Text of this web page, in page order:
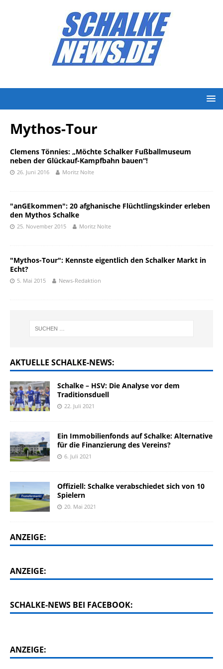
Mythos-Tour
Clemens Tönnies: „Möchte Schalker Fußballmuseum
neben der Glückauf-Kampfbahn bauen“!
26. Juni 2016 Moritz Nolte
"anGEkommen": 20 afghanische Flüchtlingskinder erleben
den Mythos Schalke
25. November 2015 Moritz Nolte
"Mythos-Tour": Kennste eigentlich den Schalker Markt in
Echt?
5. Mai 2015 News-Redaktion
AKTUELLE SCHALKE-NEWS:
Schalke – HSV: Die Analyse vor dem
Traditionsduell
22. Juli 2021
Ein Immobilienfonds auf Schalke: Alternative
für die Finanzierung des Vereins?
6. Juli 2021
Offiziell: Schalke verabschiedet sich von 10
Spielern
20. Mai 2021
ANZEIGE:
ANZEIGE:
SCHALKE-NEWS BEI FACEBOOK:
ANZEIGE: